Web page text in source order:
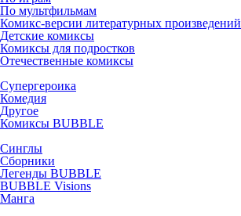
По мультфильмам
Комикс-версии литературных произведений
Детские комиксы
Комиксы для подростков
Отечественные комиксы
Супергероика
Комедия
Другое
Комиксы BUBBLE
Синглы
Сборники
Легенды BUBBLE
BUBBLE Visions
Манга